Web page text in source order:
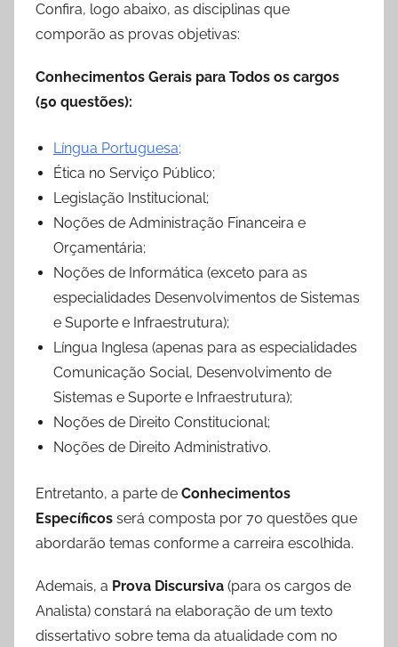
Confira, logo abaixo, as disciplinas que
comporão as provas objetivas:
Conhecimentos Gerais para Todos os cargos
(50 questões):
Língua Portuguesa;
Ética no Serviço Público;
Legislação Institucional;
Noções de Administração Financeira e
Orçamentária;
Noções de Informática (exceto para as
especialidades Desenvolvimentos de Sistemas
e Suporte e Infraestrutura);
Língua Inglesa (apenas para as especialidades
Comunicação Social, Desenvolvimento de
Sistemas e Suporte e Infraestrutura);
Noções de Direito Constitucional;
Noções de Direito Administrativo.
Entretanto, a parte de Conhecimentos
Específicos será composta por 70 questões que
abordarão temas conforme a carreira escolhida.
Ademais, a Prova Discursiva (para os cargos de
Analista) constará na elaboração de um texto
dissertativo sobre tema da atualidade com no